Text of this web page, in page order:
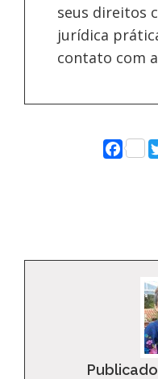
seus direitos
jurídica
contato com a